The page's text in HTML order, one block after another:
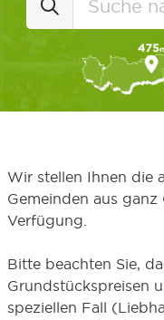
Wir stellen Ihnen die
Gemeinden aus
Verfügung.
Bitte beachten Sie,
Grundstückspreisen
speziellen Fall